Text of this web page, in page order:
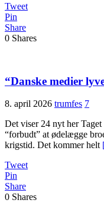
Tweet
Pin
Share
0 Shares
“Danske medier
8. april 2026 trumfes 7
Det viser 24 nyt her
“forbudt” at ødelægge
krigstid. Det kommer helt
Tweet
Pin
Share
0 Shares